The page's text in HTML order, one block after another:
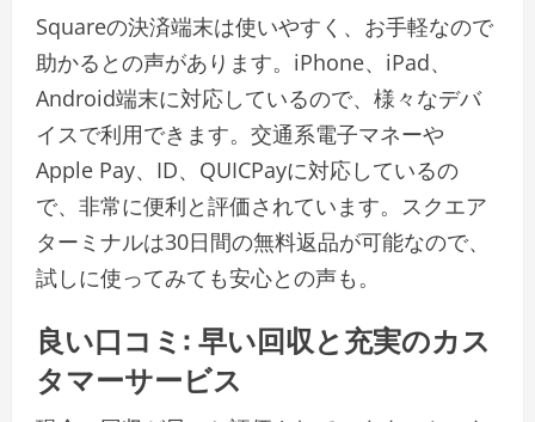
Squareの決済端末は使いやすく、お手軽なので
助かるとの声があります。iPhone、iPad、
Android端末に対応しているので、様々なデバ
イスで利用できます。交通系電子マネーや
Apple Pay、ID、QUICPayに対応しているの
で、非常に便利と評価されています。スクエア
ターミナルは30日間の無料返品が可能なので、
試しに使ってみても安心との声も。
良い口コミ: 早い回収と充実のカス
タマーサービス